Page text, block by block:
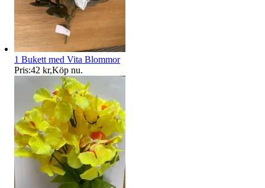
1 Bukett med Vita Blommor
Pris:42 kr,Köp nu.